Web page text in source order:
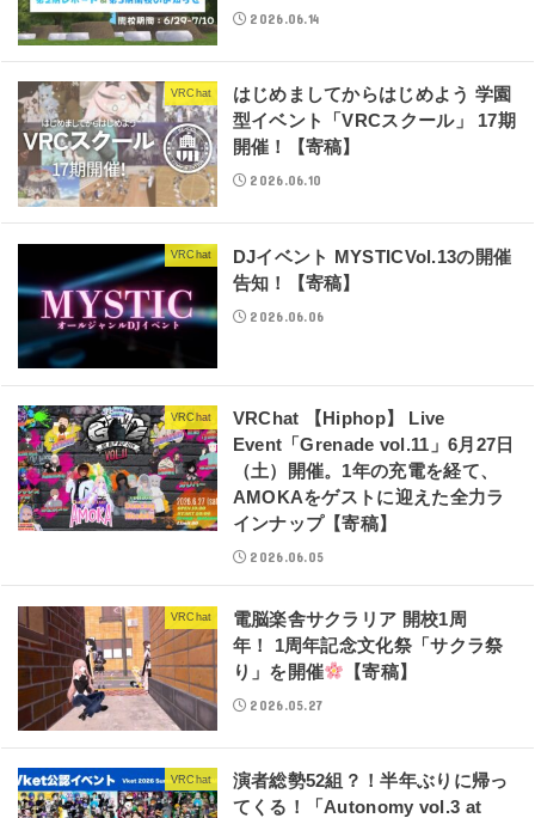
2026.06.14
VRChat
はじめましてからはじめよう 学園
型イベント「VRCスクール」 17期
開催！【寄稿】
2026.06.10
VRChat
DJイベント MYSTICVol.13の開催
告知！【寄稿】
2026.06.06
VRChat
VRChat 【Hiphop】 Live
Event「Grenade vol.11」6月27日
（土）開催。1年の充電を経て、
AMOKAをゲストに迎えた全力ラ
インナップ【寄稿】
2026.06.05
VRChat
電脳楽舎サクラリア 開校1周
年！ 1周年記念文化祭「サクラ祭
り」を開催
【寄稿】
2026.05.27
VRChat
演者総勢52組？！半年ぶりに帰っ
てくる！「Autonomy vol.3 at